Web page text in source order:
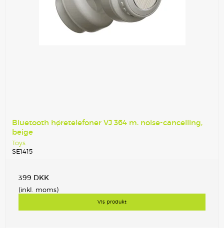
Bluetooth høretelefoner VJ 364 m. noise-cancelling,
beige
Toys
SE1415
399 DKK
(inkl. moms)
Vis produkt